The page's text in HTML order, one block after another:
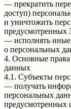
— прекратить
доступ)
и уничтожить
предусмотренных
— исполнять иные
о персональных
4. Основные права
данных
4.1. Субъекты
— получать
персональных
предусмотренных